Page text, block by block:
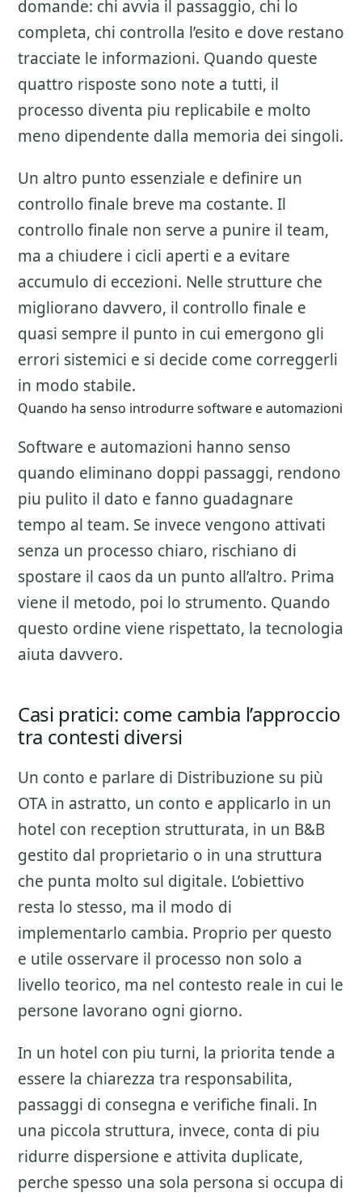
domande: chi avvia il passaggio, chi lo
completa, chi controlla l’esito e dove restano
tracciate le informazioni. Quando queste
quattro risposte sono note a tutti, il
processo diventa piu replicabile e molto
meno dipendente dalla memoria dei singoli.
Un altro punto essenziale e definire un
controllo finale breve ma costante. Il
controllo finale non serve a punire il team,
ma a chiudere i cicli aperti e a evitare
accumulo di eccezioni. Nelle strutture che
migliorano davvero, il controllo finale e
quasi sempre il punto in cui emergono gli
errori sistemici e si decide come correggerli
in modo stabile.
Quando ha senso introdurre software e automazioni
Software e automazioni hanno senso
quando eliminano doppi passaggi, rendono
piu pulito il dato e fanno guadagnare
tempo al team. Se invece vengono attivati
senza un processo chiaro, rischiano di
spostare il caos da un punto all’altro. Prima
viene il metodo, poi lo strumento. Quando
questo ordine viene rispettato, la tecnologia
aiuta davvero.
Casi pratici: come cambia l’approccio
tra contesti diversi
Un conto e parlare di Distribuzione su più
OTA in astratto, un conto e applicarlo in un
hotel con reception strutturata, in un B&B
gestito dal proprietario o in una struttura
che punta molto sul digitale. L’obiettivo
resta lo stesso, ma il modo di
implementarlo cambia. Proprio per questo
e utile osservare il processo non solo a
livello teorico, ma nel contesto reale in cui le
persone lavorano ogni giorno.
In un hotel con piu turni, la priorita tende a
essere la chiarezza tra responsabilita,
passaggi di consegna e verifiche finali. In
una piccola struttura, invece, conta di piu
ridurre dispersione e attivita duplicate,
perche spesso una sola persona si occupa di